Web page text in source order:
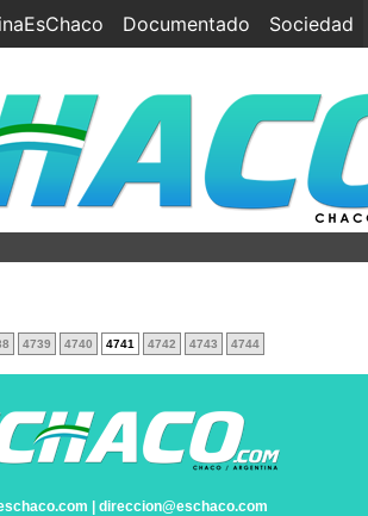
Documentado Sociedad
4739 4740 4741 4742 4743 4744
| direccion@eschaco.com